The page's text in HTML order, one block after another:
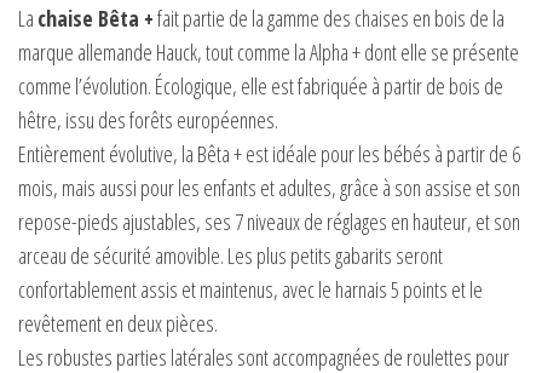
La chaise Bêta +fait partie de la gamme des chaises en bois de la
marque allemande Hauck, tout comme la Alpha + dont elle se présente
comme l’évolution. Écologique, elle est fabriquée à partir de bois de
hêtre, issu des forêts européennes.
Entièrement évolutive, la Bêta + est idéale pour les bébés à partir de 6
mois, mais aussi pour les enfants et adultes, grâce à son assise et son
repose-pieds ajustables, ses 7 niveaux de réglages en hauteur, et son
arceau de sécurité amovible. Les plus petits gabarits seront
confortablement assis et maintenus, avec le harnais 5 points et le
revêtement en deux pièces.
Les robustes parties latérales sont accompagnées de roulettes pour